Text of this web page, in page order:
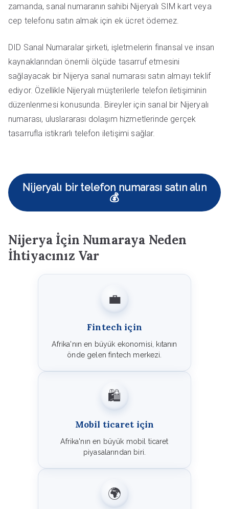
zamanda, sanal numaranın sahibi Nijeryalı SIM kart veya
cep telefonu satın almak için ek ücret ödemez.
DID Sanal Numaralar şirketi, işletmelerin finansal ve insan
kaynaklarından önemli ölçüde tasarruf etmesini
sağlayacak bir Nijerya sanal numarası satın almayı teklif
ediyor. Özellikle Nijeryalı müşterilerle telefon iletişiminin
düzenlenmesi konusunda. Bireyler için sanal bir Nijeryalı
numarası, uluslararası dolaşım hizmetlerinde gerçek
tasarrufla istikrarlı telefon iletişimi sağlar.
Nijeryalı bir telefon numarası satın alın
💰
Nijerya İçin Numaraya Neden
İhtiyacınız Var
💼
Fintech için
Afrika'nın en büyük ekonomisi, kıtanın
önde gelen fintech merkezi.
🛍️
Mobil ticaret için
Afrika'nın en büyük mobil ticaret
piyasalarından biri.
🌍